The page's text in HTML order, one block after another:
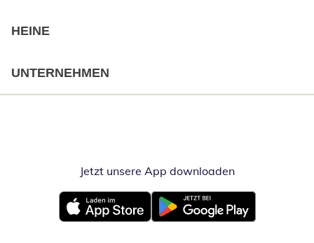
HEINE
UNTERNEHMEN
Jetzt unsere App downloadenÖffnet in
Öffnet in neuem FensterÖffnet in neuem Fenster